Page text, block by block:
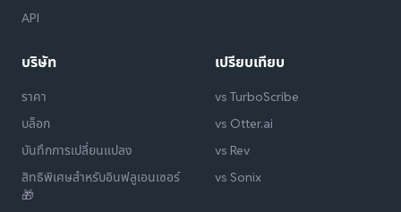
API
บริษัท
ราคา
บล็อก
บันทึกการเปลี่ยนแปลง
สิทธิพิเศษสำหรับอินฟลูเอนเซอร์
🎁
เปรียบเทียบ
vs TurboScribe
vs Otter.ai
vs Rev
vs Sonix